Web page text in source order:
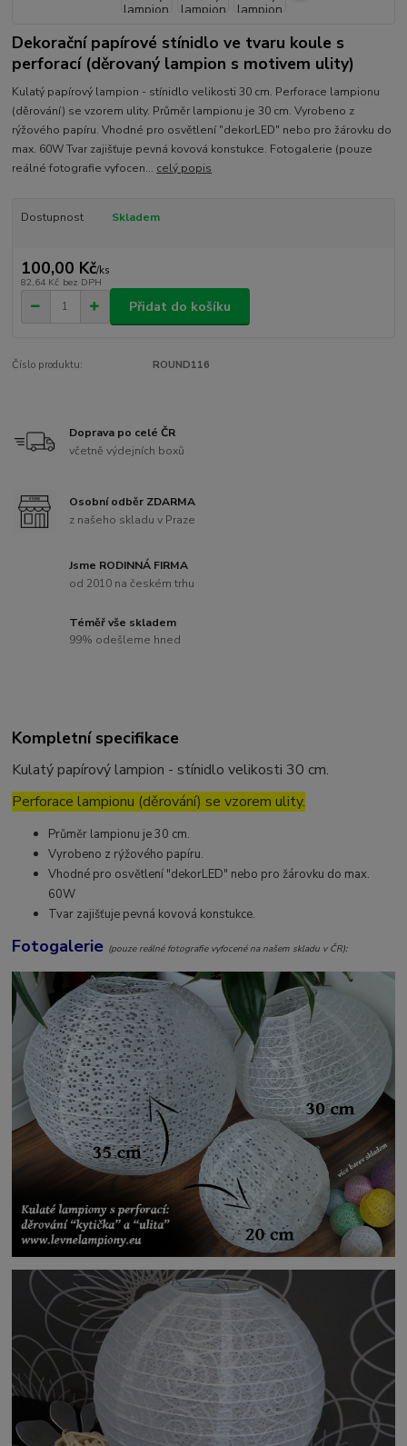
Dekorační papírové stínidlo ve tvaru koule s
perforací (děrovaný lampion s motivem ulity)
Kulatý papírový lampion - stínidlo velikosti 30 cm. Perforace lampionu
(děrování) se vzorem ulity. Průměr lampionu je 30 cm. Vyrobeno z
rýžového papíru. Vhodné pro osvětlení "dekorLED" nebo pro žárovku do
max. 60W Tvar zajišťuje pevná kovová konstukce. Fotogalerie (pouze
reálné fotografie vyfocen... celý popis
Dostupnost Skladem
100,00 Kč/ks
82,64 Kč bez DPH
Přidat do košíku
Číslo produktu: ROUND116
Doprava po celé ČR
včetně výdejních boxů
Osobní odběr ZDARMA
z našeho skladu v Praze
Jsme RODINNÁ FIRMA
od 2010 na českém trhu
Téměř vše skladem
99% odešleme hned
Kompletní specifikace
Kulatý papírový lampion - stínidlo velikosti 30 cm.
Perforace lampionu (děrování) se vzorem ulity.
Průměr lampionu je 30 cm.
Vyrobeno z rýžového papíru.
Vhodné pro osvětlení "dekorLED" nebo pro žárovku do max.
60W
Tvar zajišťuje pevná kovová konstukce.
Fotogalerie (pouze reálné fotografie vyfocené na našem skladu v ČR):